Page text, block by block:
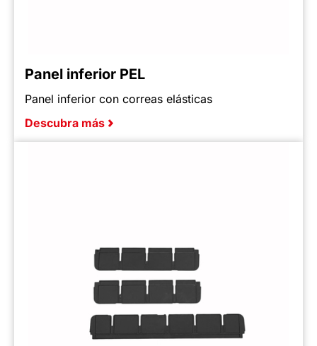
Panel inferior PEL
Panel inferior con correas elásticas
Descubra más